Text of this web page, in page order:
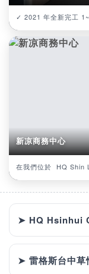
✓ 2021 年全新完工
新凉商務中心
在我們位於 HQ Shin
➤ HQ Hsinhui
➤ 雷格斯台中草